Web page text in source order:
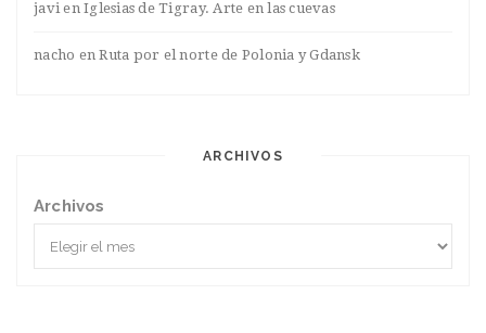
javienIglesias de Tigray. Arte en las cuevas
nacho enRuta por el norte de Polonia y Gdansk
ARCHIVOS
Archivos